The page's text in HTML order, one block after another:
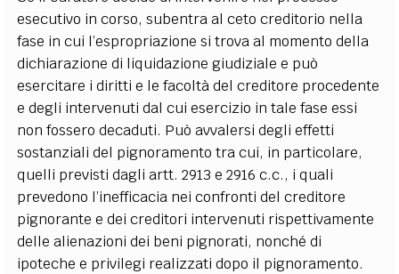
esecutivo in corso, subentra al ceto creditorio nella
fase in cui l’espropriazione si trova al momento della
dichiarazione di liquidazione giudiziale e può
esercitare i diritti e le facoltà del creditore procedente
e degli intervenuti dal cui esercizio in tale fase essi
non fossero decaduti. Può avvalersi degli effetti
sostanziali del pignoramento tra cui, in particolare,
quelli previsti dagli artt. 2913 e 2916 c.c., i quali
prevedono l’inefficacia nei confronti del creditore
pignorante e dei creditori intervenuti rispettivamente
delle alienazioni dei beni pignorati, nonché di
ipoteche e privilegi realizzati dopo il pignoramento.